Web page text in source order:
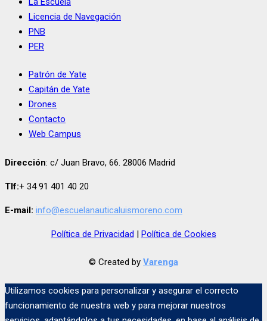
Licencia de Navegación
PNB
PER
Patrón de Yate
Capitán de Yate
Drones
Contacto
Web Campus
Dirección: c/ Juan Bravo, 66. 28006 Madrid
Tlf:+ 34 91 401 40 20
E-mail: info@escuelanauticaluismoreno.com
Política de Privacidad | Política de Cookies
© Created by Varenga
Utilizamos cookies para personalizar y asegurar el correcto
funcionamiento de nuestra web y para mejorar nuestros